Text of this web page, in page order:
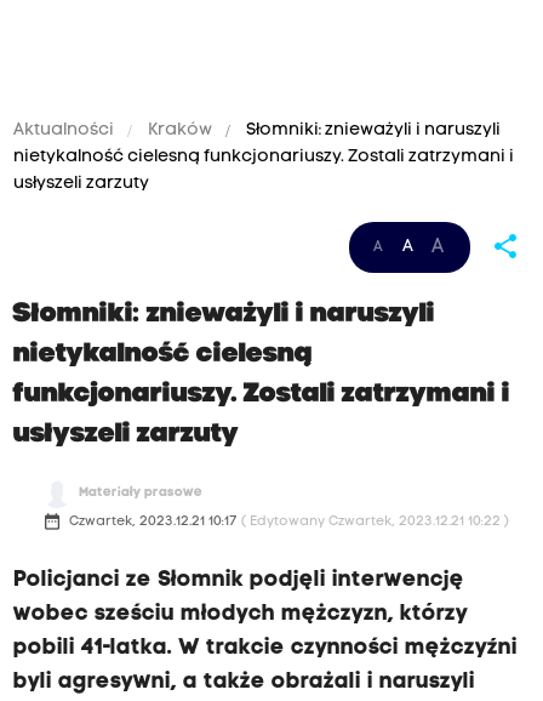
Aktualności Kraków
Słomniki: znieważyli i naruszyli
nietykalność cielesną funkcjonariuszy. Zostali zatrzymani i
usłyszeli zarzuty
A A A share
Słomniki: znieważyli i naruszyli
nietykalność cielesną
funkcjonariuszy. Zostali zatrzymani i
usłyszeli zarzuty
Materiały prasowe
date_range Czwartek, 2023.12.21 10:17 ( Edytowany Czwartek, 2023.12.21 10:22 )
Policjanci ze Słomnik podjęli interwencję
wobec sześciu młodych mężczyzn, którzy
pobili 41-latka. W trakcie czynności mężczyźni
byli agresywni, a także obrażali i naruszyli